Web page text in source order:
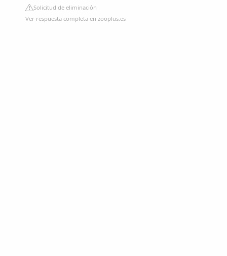
Solicitud de eliminación
Ver respuesta completa en zooplus.es